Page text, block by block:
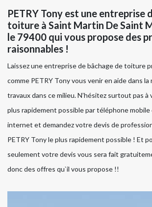
PETRY Tony est une entreprise
toiture à Saint Martin De Saint
le 79400 qui vous propose des
raisonnables !
Laissez une entreprise de bâchage de toiture
comme PETRY Tony vous venir en aide dans
travaux dans ce milieu. N’hésitez surtout pas
plus rapidement possible par téléphone mobile
internet et demandez votre devis de
PETRY Tony le plus rapidement possible ! Et
seulement votre devis vous sera fait
donc des offres qu`il vous propose !!